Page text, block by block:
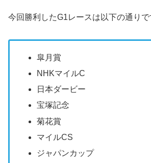
今回勝利したG1レースは以下の通りで
皐月賞
NHKマイルC
日本ダービー
宝塚記念
菊花賞
マイルCS
ジャパンカップ